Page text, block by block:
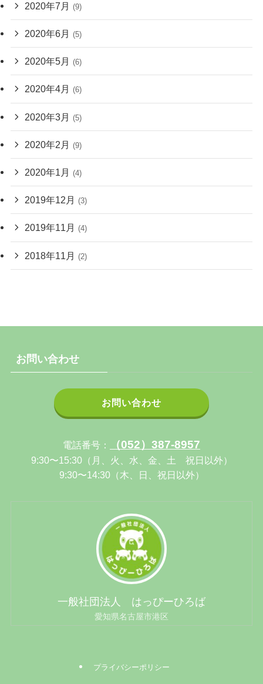
2020年7月 (9)
2020年6月 (5)
2020年5月 (6)
2020年4月 (6)
2020年3月 (5)
2020年2月 (9)
2020年1月 (4)
2019年12月 (3)
2019年11月 (4)
2018年11月 (2)
お問い合わせ
お問い合わせ
電話番号： （052）387-8957
9:30〜15:30（月、火、水、金、土 祝日以外）
9:30〜14:30（木、日、祝日以外）
一般社団法人 はっぴーひろば
愛知県名古屋市港区
プライバシーポリシー